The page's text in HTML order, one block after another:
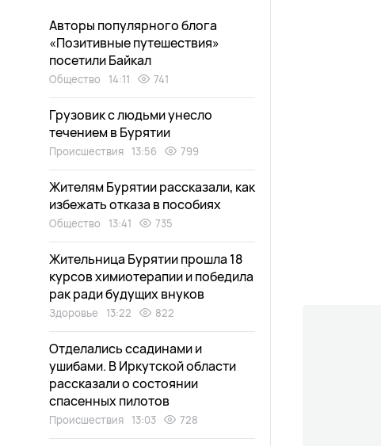
Авторы популярного блога
«Позитивные путешествия»
посетили Байкал
Общество 14:11 741
Грузовик с людьми унесло
течением в Бурятии
Происшествия 13:56 799
Жителям Бурятии рассказали, как
избежать отказа в пособиях
Общество 13:41 735
Жительница Бурятии прошла 18
курсов химиотерапии и победила
рак ради будущих внуков
Здоровье 13:22 822
Отделались ссадинами и
ушибами. В Иркутской области
рассказали о состоянии
спасенных пилотов
Происшествия 13:03 728